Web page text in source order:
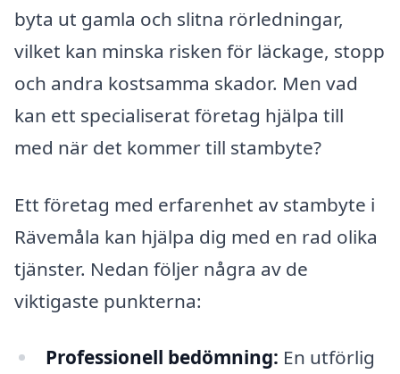
byta ut gamla och slitna rörledningar,
vilket kan minska risken för läckage, stopp
och andra kostsamma skador. Men vad
kan ett specialiserat företag hjälpa till
med när det kommer till stambyte?
Ett företag med erfarenhet av stambyte i
Rävemåla kan hjälpa dig med en rad olika
tjänster. Nedan följer några av de
viktigaste punkterna:
Professionell bedömning: En utförlig